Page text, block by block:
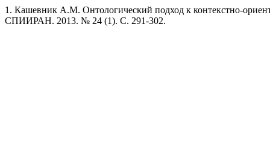
1. Кашевник А.М. Онтологический подход к контекстно-
СПИИРАН. 2013. № 24 (1). C. 291-302.